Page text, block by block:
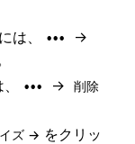
は、
••• →
••• →
削除
ズ → をクリッ